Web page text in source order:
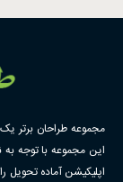
مجموعه طراحان برتر
این مجموعه با توجه به
اپلیکیشن آماده تحویل